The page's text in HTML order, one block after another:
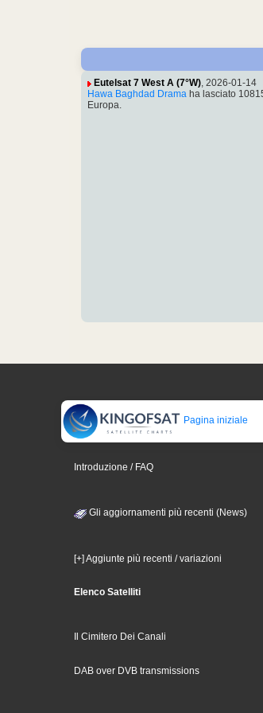
Eutelsat 7 West A (7°W), 2026-01-14
Hawa Baghdad Drama ha lasciato
Europa.
Pagina iniziale
Introduzione / FAQ
Gli aggiornamenti più recenti (News)
[+] Aggiunte più recenti / variazioni
Elenco Satelliti
Il Cimitero Dei Canali
DAB over DVB transmissions